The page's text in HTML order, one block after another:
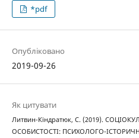
*pdf
Опубліковано
2019-09-26
Як цитувати
Литвин-Кіндратюк, С. (2019).
ОСОБИСТОСТІ: ПСИХОЛОГО-